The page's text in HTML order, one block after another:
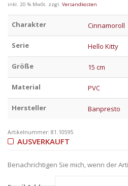
inkl. 20 % MwSt. zzgl. Versandkosten
Charakter Cinnamoroll
Serie Hello Kitty
Größe 15 cm
Material PVC
Hersteller Banpresto
Artikelnummer: 81.10595
AUSVERKAUFT
Benachrichtigen Sie mich, wenn der